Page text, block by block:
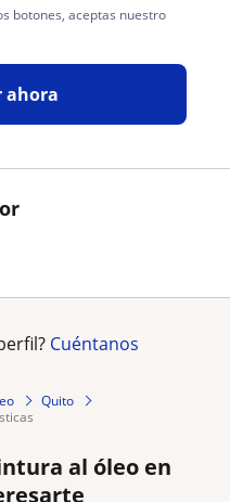
botones, aceptas nuestro
ahora
Cuéntanos
Quito
al óleo en